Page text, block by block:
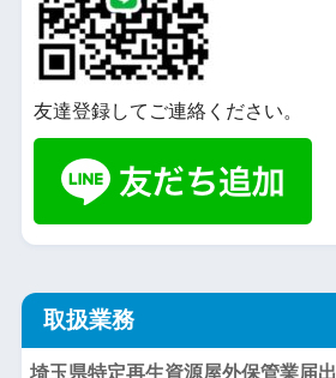
友達登録してご連絡ください。
取扱業務
埼玉県特定再生資源屋外保管業届出